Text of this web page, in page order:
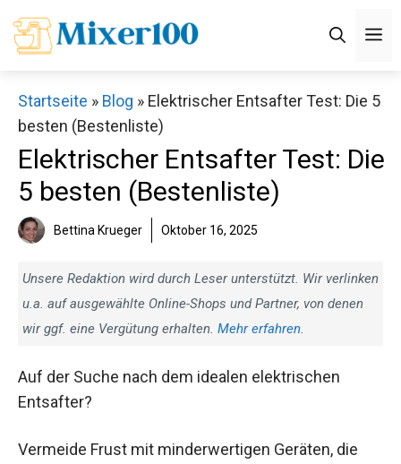
Inhalt
Startseite » Blog » Elektrischer Entsafter Test: Die 5
besten (Bestenliste)
Elektrischer Entsafter Test: Die
5 besten (Bestenliste)
Bettina Krueger Oktober 16, 2025
Unsere Redaktion wird durch Leser unterstützt. Wir verlinken
u.a. auf ausgewählte Online-Shops und Partner, von denen
wir ggf. eine Vergütung erhalten. Mehr erfahren.
Auf der Suche nach dem idealen elektrischen
Entsafter?
Vermeide Frust mit minderwertigen Geräten, die